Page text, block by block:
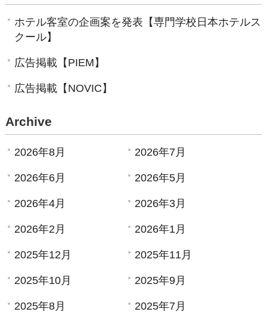
ホテル客室の企画案を発表【専門学校日本ホテルス
クール】
広告掲載【PIEM】
広告掲載【NOVIC】
Archive
2026年8月 2026年7月
2026年6月 2026年5月
2026年4月 2026年3月
2026年2月 2026年1月
2025年12月 2025年11月
2025年10月 2025年9月
2025年8月 2025年7月